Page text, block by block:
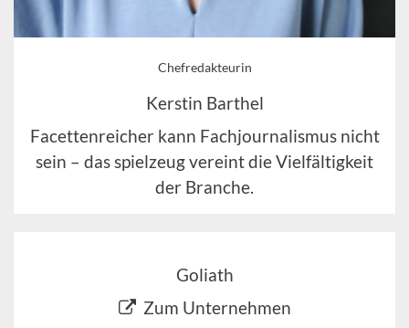
Chefredakteurin
Kerstin Barthel
Facettenreicher kann Fachjournalismus nicht
sein – das spielzeug vereint die Vielfältigkeit
der Branche.
Goliath
Zum Unternehmen